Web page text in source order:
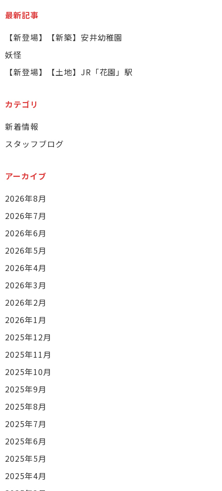
最新記事
【新登場】【新築】安井幼稚園
妖怪
【新登場】【土地】JR「花園」駅
カテゴリ
新着情報
スタッフブログ
アーカイブ
2026年8月
2026年7月
2026年6月
2026年5月
2026年4月
2026年3月
2026年2月
2026年1月
2025年12月
2025年11月
2025年10月
2025年9月
2025年8月
2025年7月
2025年6月
2025年5月
2025年4月